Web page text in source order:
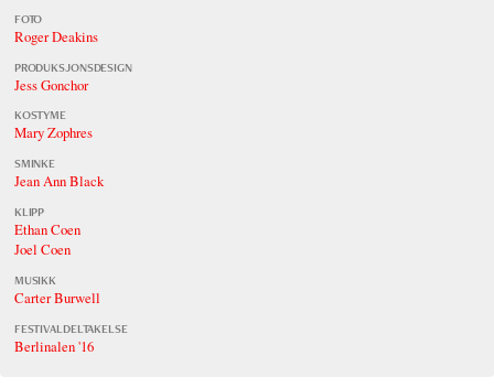
FOTO
Roger Deakins
PRODUKSJONSDESIGN
Jess Gonchor
KOSTYME
Mary Zophres
SMINKE
Jean Ann Black
KLIPP
Ethan Coen
Joel Coen
MUSIKK
Carter Burwell
FESTIVALDELTAKELSE
Berlinalen '16